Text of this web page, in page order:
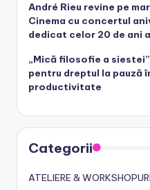
André Rieu revine pe
Cinema cu concertul
dedicat celor 20 de ani
„Mică filosofie a
pentru dreptul la pauză
productivitate
Categorii
ATELIERE & WORKSHOPURI